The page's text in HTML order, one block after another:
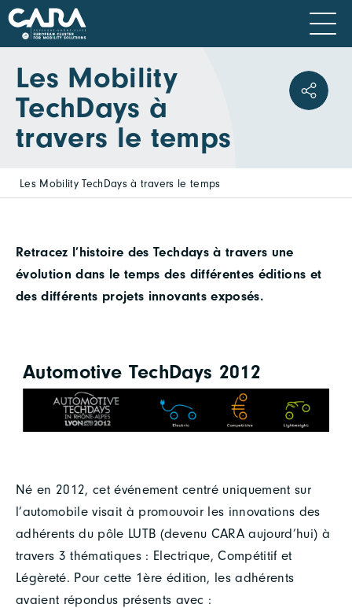
Les Mobility
TechDays à
travers le temps
Les Mobility TechDays à travers le temps
Retracez l’histoire des Techdays à travers une
évolution dans le temps des différentes éditions et
des différents projets innovants exposés.
Automotive TechDays 2012
Né en 2012, cet événement centré uniquement sur
l’automobile visait à promouvoir les innovations des
adhérents du pôle LUTB (devenu CARA aujourd’hui) à
travers 3 thématiques : Electrique, Compétitif et
Légèreté. Pour cette 1ère édition, les adhérents
avaient répondus présents avec :